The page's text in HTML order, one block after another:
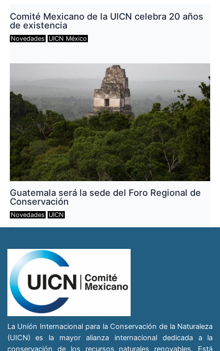
Comité Mexicano de la UICN celebra 20 años
de existencia
Novedades UICN México
Guatemala será la sede del Foro Regional de
Conservación
Novedades UICN
La Unión Internacional para la Conservación de la Naturaleza
(UICN) es la mayor alianza internacional dedicada a la
conservación de los recursos naturales renovables. Está